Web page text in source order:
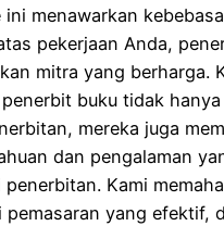
ini menawarkan
pekerjaan Anda,
mitra yang berharga.
buku tidak
mereka juga
dan pengalaman
Kami
pemasaran yang efektif,